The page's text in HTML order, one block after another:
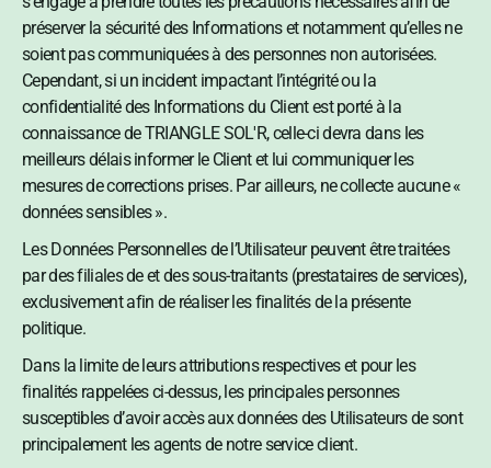
préserver la sécurité des Informations et notamment qu’elles ne
soient pas communiquées à des personnes non autorisées.
Cependant, si un incident impactant l’intégrité ou la
confidentialité des Informations du Client est porté à la
connaissance de TRIANGLE SOL'R, celle-ci devra dans les
meilleurs délais informer le Client et lui communiquer les
mesures de corrections prises. Par ailleurs, ne collecte aucune «
données sensibles ».
Les Données Personnelles de l’Utilisateur peuvent être traitées
par des filiales de et des sous-traitants (prestataires de services),
exclusivement afin de réaliser les finalités de la présente
politique.
Dans la limite de leurs attributions respectives et pour les
finalités rappelées ci-dessus, les principales personnes
susceptibles d’avoir accès aux données des Utilisateurs de sont
principalement les agents de notre service client.